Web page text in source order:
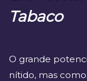
Tabaco
O grande
nítido, mas